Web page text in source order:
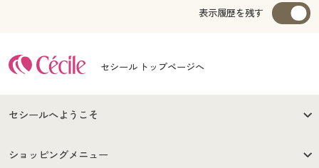
表示履歴を残す
セシール トップページへ
セシールへようこそ
はじめての方へ
ショッピングメニュー